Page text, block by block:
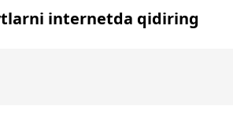
internetda qidiring